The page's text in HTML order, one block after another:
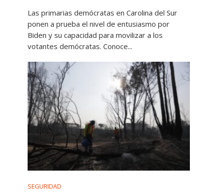
Las primarias demócratas en Carolina del Sur
ponen a prueba el nivel de entusiasmo por
Biden y su capacidad para movilizar a los
votantes demócratas. Conoce...
SEGURIDAD